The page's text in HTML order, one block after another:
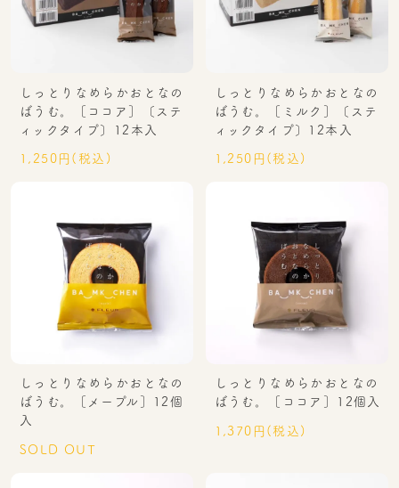
しっとりなめらかおとなの
ばうむ。［ココア］〔ステ
ィックタイプ〕12本入
1,250円(税込)
しっとりなめらかおとなの
ばうむ。［ミルク］〔ステ
ィックタイプ〕12本入
1,250円(税込)
しっとりなめらかおとなの
ばうむ。［メープル］12個
入
SOLD OUT
しっとりなめらかおとなの
ばうむ。［ココア］12個入
1,370円(税込)